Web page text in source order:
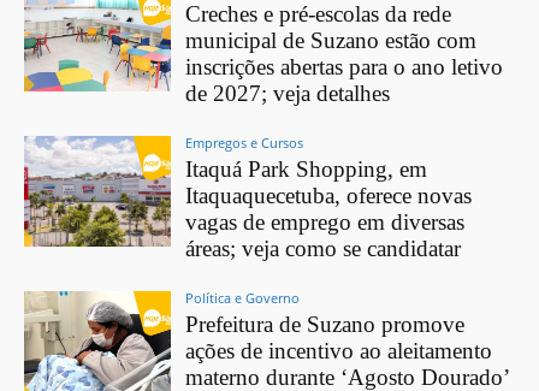
Creches e pré-escolas da rede
municipal de Suzano estão com
inscrições abertas para o ano letivo
de 2027; veja detalhes
Empregos e Cursos
Itaquá Park Shopping, em
Itaquaquecetuba, oferece novas
vagas de emprego em diversas
áreas; veja como se candidatar
Política e Governo
Prefeitura de Suzano promove
ações de incentivo ao aleitamento
materno durante ‘Agosto Dourado’